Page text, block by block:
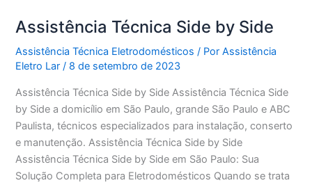
Assistência Técnica Side by Side
Assistência Técnica Eletrodomésticos / PorAssistência
Eletro Lar/ 8 de setembro de 2023
Assistência Técnica Side by Side Assistência Técnica Side
by Side a domicílio em São Paulo, grande São Paulo e ABC
Paulista, técnicos especializados para instalação, conserto
e manutenção. Assistência Técnica Side by Side
Assistência Técnica Side by Side em São Paulo: Sua
Solução Completa para Eletrodomésticos Quando se trata